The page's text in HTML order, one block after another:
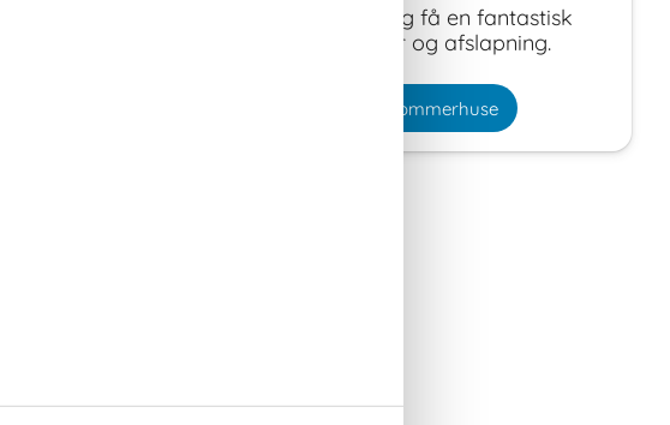
Book dit sommerhus nu og få en fantastisk
ferie med både oplevelser og afslapning.
Vælg mellem 0 sommerhuse